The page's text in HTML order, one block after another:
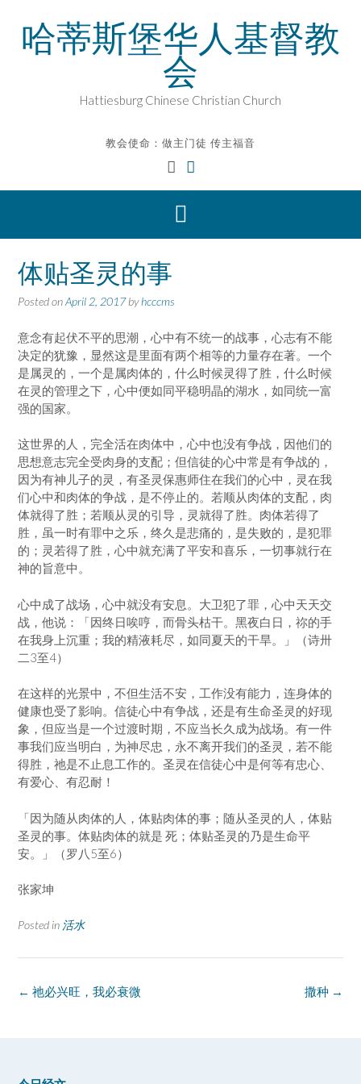
content哈蒂斯堡华人基督教
会
Hattiesburg Chinese Christian Church
教会使命：做主门徒 传主福音
体贴圣灵的事
Posted onApril 2, 2017byhcccms
意念有起伏不平的思潮，心中有不统一的战事，心志有不能
决定的犹豫，显然这是里面有两个相等的力量存在著。一个
是属灵的，一个是属肉体的，什么时候灵得了胜，什么时候
在灵的管理之下，心中便如同平稳明晶的湖水，如同统一富
强的国家。
这世界的人，完全活在肉体中，心中也没有争战，因他们的
思想意志完全受肉身的支配；但信徒的心中常是有争战的，
因为有神儿子的灵，有圣灵保惠师住在我们的心中，灵在我
们心中和肉体的争战，是不停止的。若顺从肉体的支配，肉
体就得了胜；若顺从灵的引导，灵就得了胜。肉体若得了
胜，虽一时有罪中之乐，终久是悲痛的，是失败的，是犯罪
的；灵若得了胜，心中就充满了平安和喜乐，一切事就行在
神的旨意中。
心中成了战场，心中就没有安息。大卫犯了罪，心中天天交
战，他说：「因终日唉哼，而骨头枯干。黑夜白日，祢的手
在我身上沉重；我的精液耗尽，如同夏天的干旱。」（诗卅
二3至4）
在这样的光景中，不但生活不安，工作没有能力，连身体的
健康也受了影响。信徒心中有争战，还是有生命圣灵的好现
象，但应当是一个过渡时期，不应当长久成为战场。有一件
事我们应当明白，为神尽忠，永不离开我们的圣灵，若不能
得胜，祂是不止息工作的。圣灵在信徒心中是何等有忠心、
有爱心、有忍耐！
「因为随从肉体的人，体贴肉体的事；随从圣灵的人，体贴
圣灵的事。体贴肉体的就是 死；体贴圣灵的乃是生命平
安。」（罗八5至6）
张家坤
Posted in 活水
Post
撒种 →
← 祂必兴旺，我必衰微